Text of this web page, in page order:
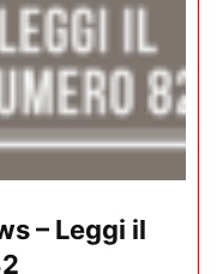
– Leggi il